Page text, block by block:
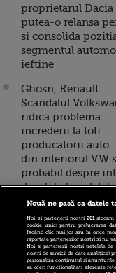
proprietarul Dacia
putea-o relansa
si consolida
segmentul
ieftine
Ghosn, Renault:
Scandalul
ridica problema
increderii la toti
producatorii auto.
din interiorul VW
probabil despre
de a falsifica datele
vanzarea unei
participatii de 5%
Renault.
estimata la 1 mld.
Nouă ne pasă ca datele
Noi și partenerii noștri201stocăm
cookie unici pentru prelucrarea
făcând clic mai jos sau în orice
raportate partenerilor noștri și nu
Noi si partenerii nostri (retelele
nostri de servicii de date analitice)
personaliza continutul si anunturile
va oferi functionalitati aferente